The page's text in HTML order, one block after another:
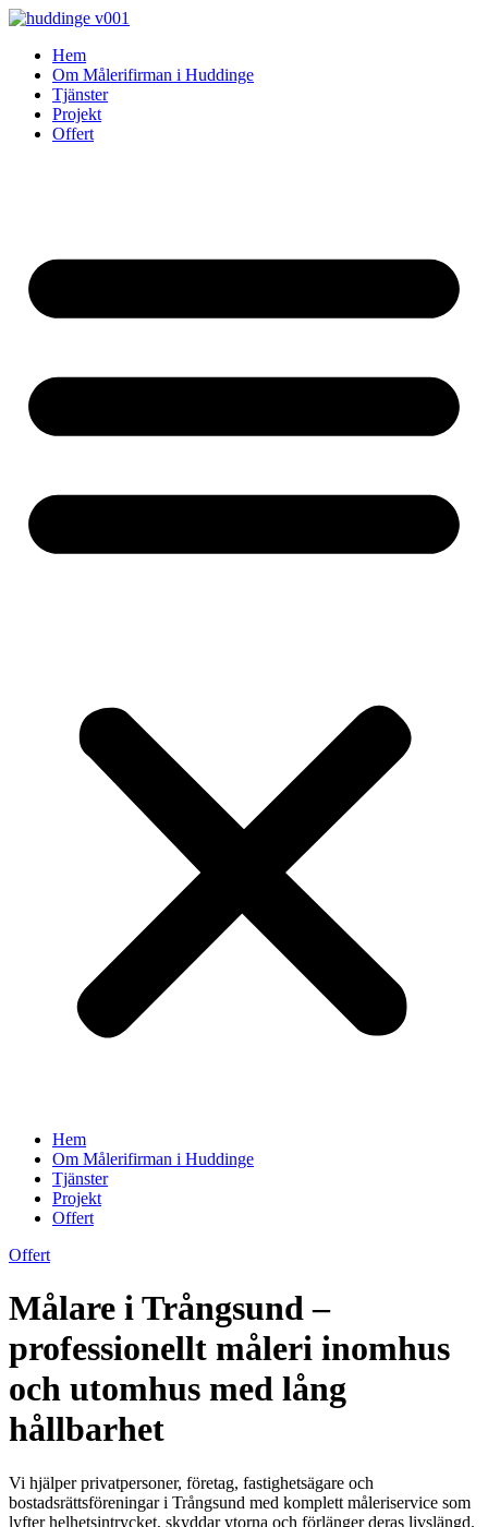
Skip
contentHem
Om Målerifirman i Huddinge
Tjänster
Projekt
Offert
Hem
Om Målerifirman i Huddinge
Tjänster
Projekt
Offert
Offert
Målare i Trångsund –
professionellt måleri inomhus
och utomhus med lång
hållbarhet
Vi hjälper privatpersoner, företag, fastighetsägare och
bostadsrättsföreningar i Trångsund med komplett måleriservice som
lyfter helhetsintrycket, skyddar ytorna och förlänger deras livslängd.